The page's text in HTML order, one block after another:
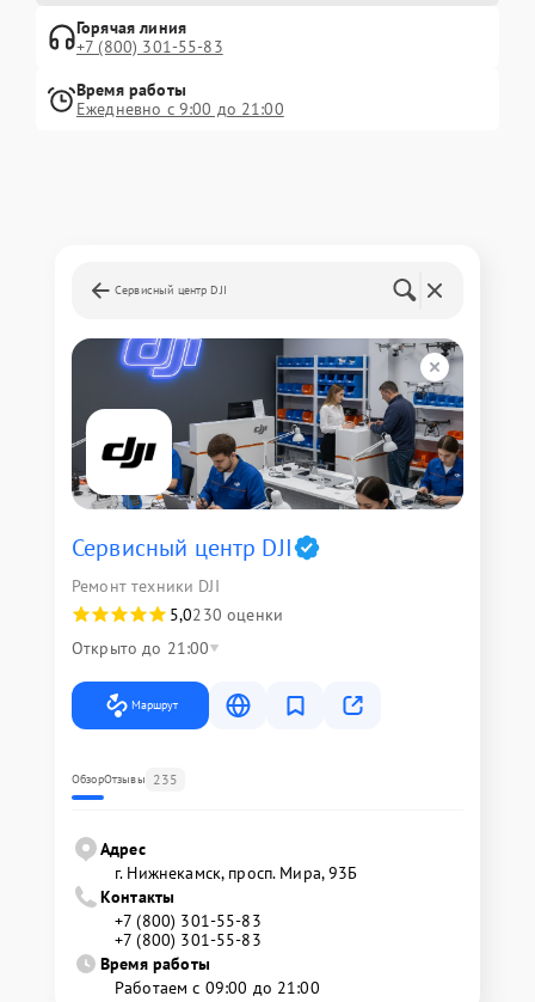
Горячая линия
+7 (800) 301-55-83
Время работы
Ежедневно с 9:00 до 21:00
Сервисный центр DJI
Сервисный центр DJI
Ремонт техники DJI
5,0230 оценки
Открыто до 21:00
Маршрут
ОбзорОтзывы 235
Адрес
г. Нижнекамск, просп. Мира, 93Б
Контакты
+7 (800) 301-55-83
+7 (800) 301-55-83
Время работы
Работаем с 09:00 до 21:00